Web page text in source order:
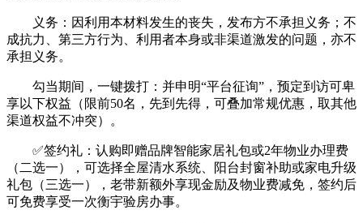
义务：因利用本材料发生的丧失，发布方不承担义务；不
成抗力、第三方行为、利用者本身或非渠道激发的问题，亦不
承担义务。
勾当期间，一键拨打：并申明“平台征询”，预定到访可卑
享以下权益（限前50名，先到先得，可叠加常规优惠，取其他
渠道权益不冲突）。
✅签约礼：认购即赠品牌智能家居礼包或2年物业办理费
（二选一），可选择全屋清水系统、阳台封窗补助或家电升级
礼包（三选一），老带新额外享现金励及物业费减免，签约后
可免费享受一次衡宇验房办事。